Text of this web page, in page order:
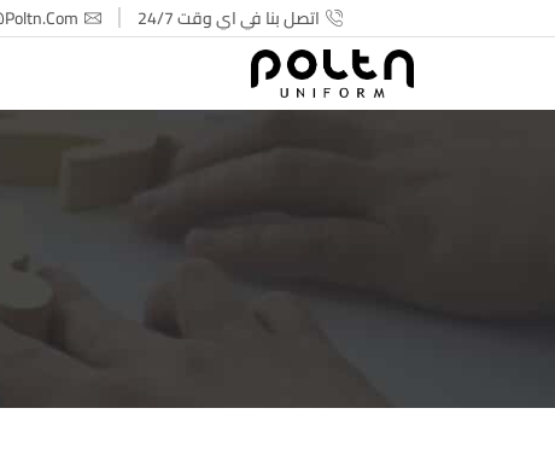
اتصل بنا في اي وقت 24/7